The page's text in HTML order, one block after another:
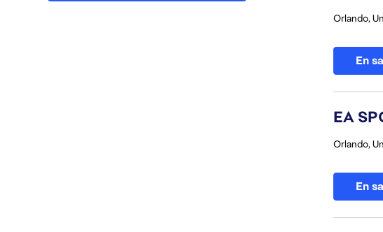
Orlando,
En
EA
Orlando,
En